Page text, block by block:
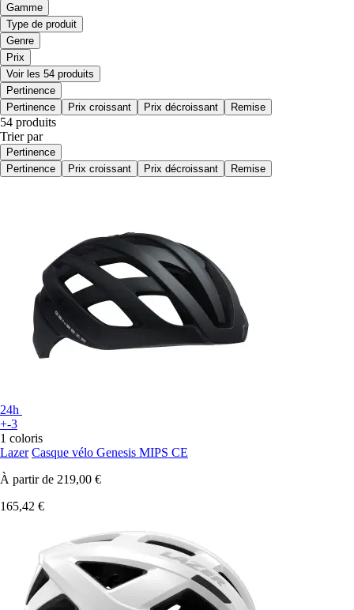
Gamme
Type de produit
Genre
Prix
Voir les 54 produits
Pertinence
Pertinence
Prix croissant Prix décroissant Remise
54 produits
Trier par
Pertinence
Pertinence
Prix croissant Prix décroissant Remise
24h
+-3
1 coloris
Lazer Casque vélo Genesis MIPS CE
À partir de 219,00 €
165,42 €